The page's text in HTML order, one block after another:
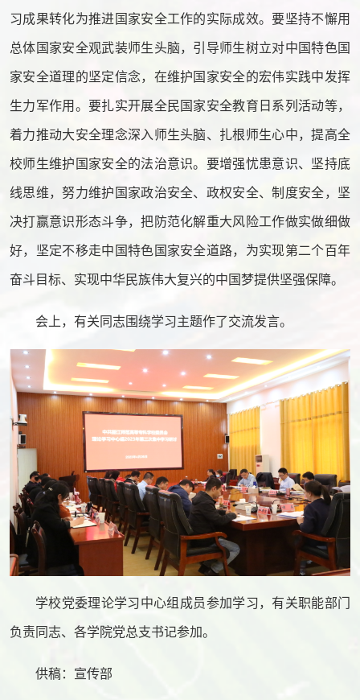
习成果转化为推进国家安全工作的实际成效。要坚持不懈用
总体国家安全观武装师生头脑，引导师生树立对中国特色国
家安全道理的坚定信念，在维护国家安全的宏伟实践中发挥
生力军作用。要扎实开展全民国家安全教育日系列活动等，
着力推动大安全理念深入师生头脑、扎根师生心中，提高全
校师生维护国家安全的法治意识。要增强忧患意识、坚持底
线思维，努力维护国家政治安全、政权安全、制度安全，坚
决打赢意识形态斗争，把防范化解重大风险工作做实做细做
好，坚定不移走中国特色国家安全道路，为实现第二个百年
奋斗目标、实现中华民族伟大复兴的中国梦提供坚强保障。
会上，有关同志围绕学习主题作了交流发言。
学校党委理论学习中心组成员参加学习，有关职能部门
负责同志、各学院党总支书记参加。
供稿：宣传部